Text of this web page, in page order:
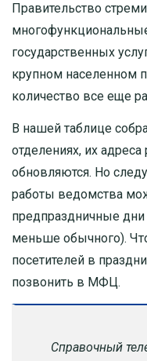
Правительство
государственных
крупном населенном
количество все еще
В нашей таблице
отделениях, их
обновляются. Но
работы ведомства
предпраздничные
меньше обычного).
посетителей в
позвонить в МФЦ.
Справочный
ХИМКИ